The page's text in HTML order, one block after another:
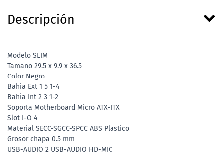
Descripción
Modelo SLIM
Tamano 29.5 x 9.9 x 36.5
Color Negro
Bahia Ext 1 5 1-4
Bahia Int 2 3 1-2
Soporta Motherboard Micro ATX-ITX
Slot I-O 4
Material SECC-SGCC-SPCC ABS Plastico
Grosor chapa 0.5 mm
USB-AUDIO 2 USB-AUDIO HD-MIC